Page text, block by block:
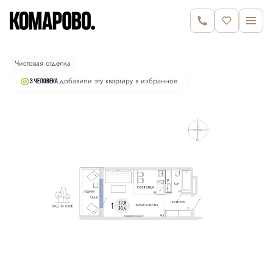
Студия30.4 м2 6 300 000 руб.
Чистовая отделка
3 человекaдобавили эту квартиру в избранное